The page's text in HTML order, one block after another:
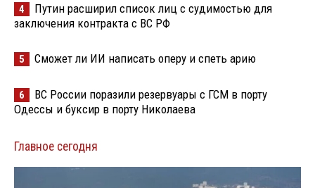
4
Путин расширил список лиц с судимостью для
заключения контракта с ВС РФ
5 Сможет ли ИИ написать оперу и спеть арию
6
ВС России поразили резервуары с ГСМ в порту
Одессы и буксир в порту Николаева
Главное сегодня